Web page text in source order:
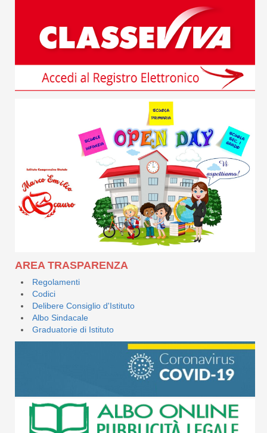
AREA TRASPARENZA
Regolamenti
Codici
Delibere Consiglio d'Istituto
Albo Sindacale
Graduatorie di Istituto